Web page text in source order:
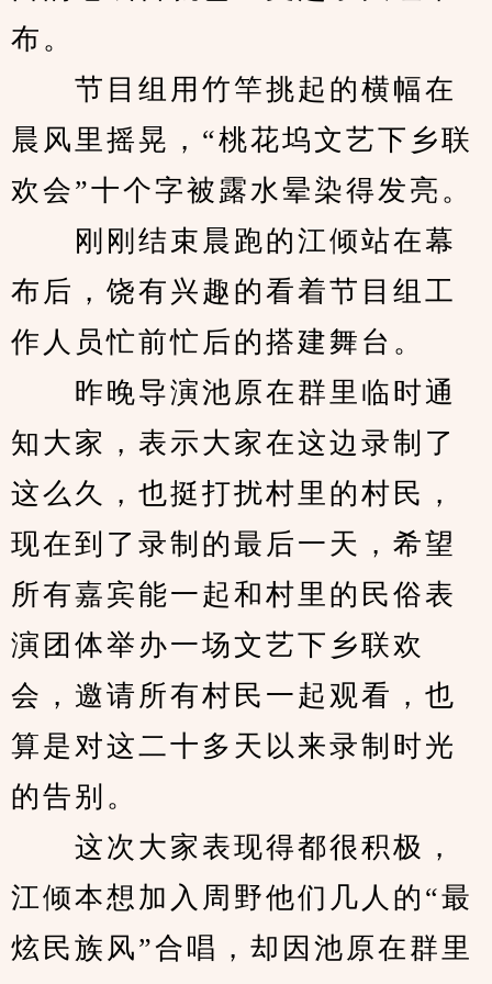
布。
节目组用竹竿挑起的横幅在
晨风里摇晃，“桃花坞文艺下乡联
欢会”十个字被露水晕染得发亮。
刚刚结束晨跑的江倾站在幕
布后，饶有兴趣的看着节目组工
作人员忙前忙后的搭建舞台。
昨晚导演池原在群里临时通
知大家，表示大家在这边录制了
这么久，也挺打扰村里的村民，
现在到了录制的最后一天，希望
所有嘉宾能一起和村里的民俗表
演团体举办一场文艺下乡联欢
会，邀请所有村民一起观看，也
算是对这二十多天以来录制时光
的告别。
这次大家表现得都很积极，
江倾本想加入周野他们几人的“最
炫民族风”合唱，却因池原在群里